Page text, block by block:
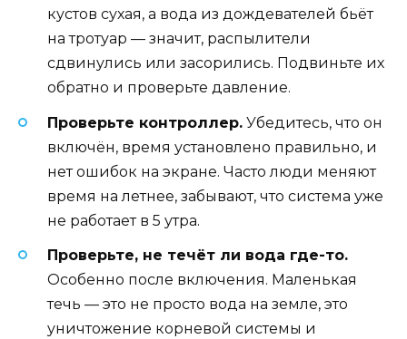
кустов сухая, а вода из дождевателей бьёт
на тротуар — значит, распылители
сдвинулись или засорились. Подвиньте их
обратно и проверьте давление.
Проверьте контроллер. Убедитесь, что он
включён, время установлено правильно, и
нет ошибок на экране. Часто люди меняют
время на летнее, забывают, что система уже
не работает в 5 утра.
Проверьте, не течёт ли вода где-то.
Особенно после включения. Маленькая
течь — это не просто вода на земле, это
уничтожение корневой системы и